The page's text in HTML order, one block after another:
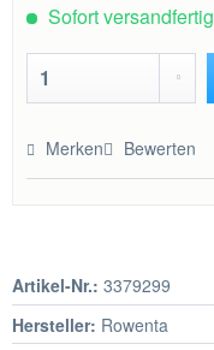
Sofort versandfertig
Merken Bewerten
Artikel-Nr.: 3379299
Hersteller: Rowenta